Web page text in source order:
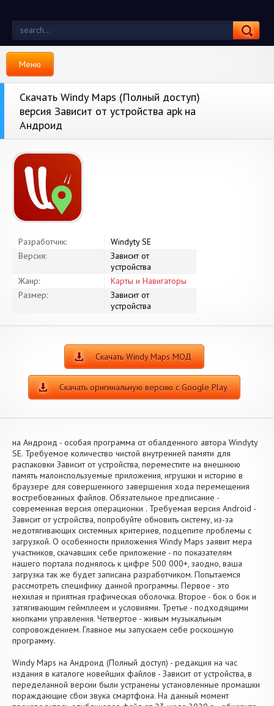
Меню
Скачать Windy Maps (Полный доступ)
версия Зависит от устройства apk на
Андроид
Разработчик:
Windyty SE
Версия:
Зависит от
устройства
Жанр:
Карты и Навигаторы
Размер:
Зависит от
устройства
Скачать Windy Maps МОД
Скачать оригинальную версию с Google Play
на Андроид - особая программа от обалденного автора Windyty
SE. Требуемое количество чистой внутренней памяти для
распаковки Зависит от устройства, переместите на внешнюю
память малоиспользуемые приложения, игрушки и историю в
браузере для совершенного завершения хода перемещения
востребованных файлов. Обязательное предписание -
современная версия операционки . Требуемая версия Android -
Зависит от устройства, попробуйте обновить систему, из-за
недотягивающих системных критериев, подцепите проблемы с
загрузкой. О особенности приложения Windy Maps заявит мера
участников, скачавших себе приложение - по показателям
нашего портала поднялось к цифре 500 000+, заодно, ваша
загрузка так же будет записана разработчиком. Попытаемся
рассмотреть специфику данной программы. Первое - это
нехилая и приятная графическая оболочка. Второе - бок о бок и
затягивающим геймплеем и условиями. Третье - подходящими
кнопками управления. Четвертое - живым музыкальным
сопровождением. Главное мы запускаем себе роскошную
программу.
Windy Maps на Андроид (Полный доступ) - редакция на час
издания в каталоге новейших файлов - Зависит от устройства, в
переделанной версии были устранены установленные промашки
пораждающие сбои звука смартфона. На данный момент